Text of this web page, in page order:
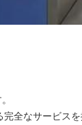
全なサービスを